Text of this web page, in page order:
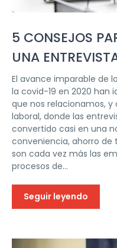
5 CONSEJOS
UNA
El avance imparable de
la covid-19 en 2020 han
que nos relacionamos,
laboral, donde las
convertido casi en una
conveniencia, ahorro de
son cada vez más las
procesos de...
Seguir leyendo